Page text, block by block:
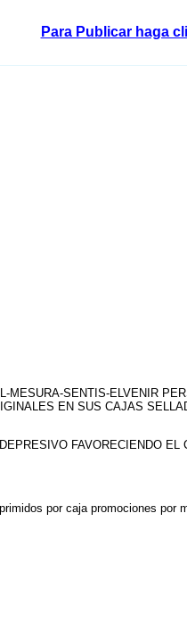
Para Publicar haga
MESURA-SENTIS-ELVENIR
EN SUS CAJAS
FAVORECIENDO EL
por caja promociones por